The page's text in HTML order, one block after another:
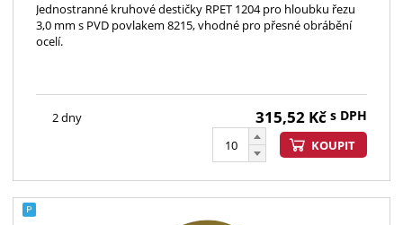
Jednostranné kruhové destičky RPET 1204 pro hloubku řezu
3,0 mm s PVD povlakem 8215, vhodné pro přesné obrábění
ocelí.
2 dny 315,52 Kč s DPH
KOUPIT